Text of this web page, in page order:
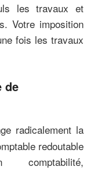
les travaux et
Votre imposition
fois les travaux
de
radicalement la
redoutable